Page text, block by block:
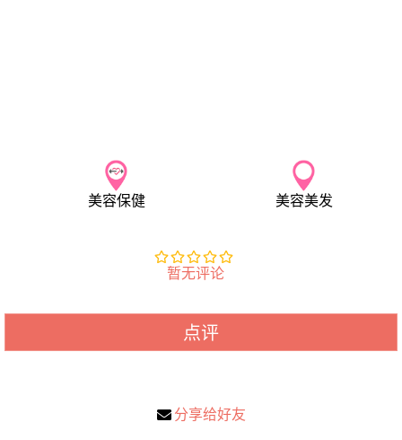
美容保健 美容美发
暂无评论
点评
分享给好友